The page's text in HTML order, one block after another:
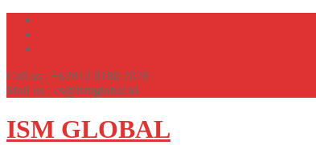
Call us : +62812 8180 7070
Mail us : cs@ismglobal.id
ISM GLOBAL